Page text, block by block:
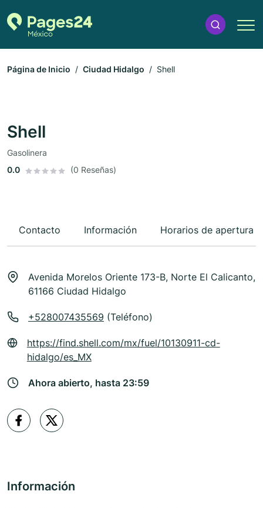
Página de Inicio Ciudad Hidalgo Shell
Shell
Gasolinera
0.0
(0 Reseñas)
Contacto Información Horarios de apertura
Avenida Morelos Oriente 173-B, Norte El Calicanto,
61166 Ciudad Hidalgo
+528007435569 (Teléfono)
https://find.shell.com/mx/fuel/10130911-cd-
hidalgo/es_MX
Ahora abierto, hasta 23:59
Información